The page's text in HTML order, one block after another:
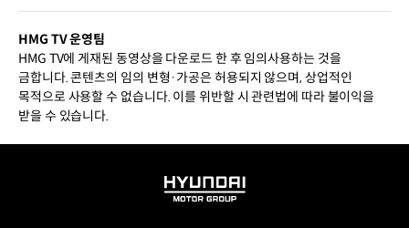
HMG TV 운영팀
HMG TV에 게재된 동영상을 다운로드 한 후 임의사용하는 것을
금합니다. 콘텐츠의 임의 변형·가공은 허용되지 않으며, 상업적인
목적으로 사용할 수 없습니다. 이를 위반할 시 관련법에 따라 불이익을
받을 수 있습니다.
HYUNDAI